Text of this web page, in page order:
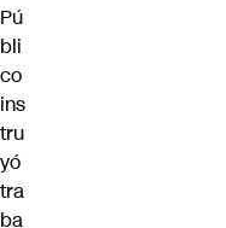
Pú
bli
co
ins
tru
yó
tra
ba